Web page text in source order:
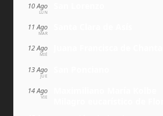
10 Ago
LUN
11 Ago
MAR
12 Ago
MIÉ
13 Ago
JUE
14 Ago
VIE